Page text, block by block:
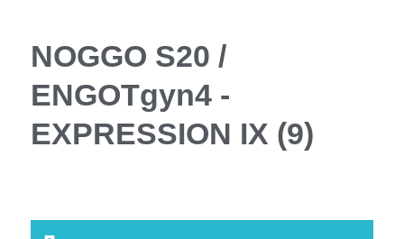
NOGGO S20 /
ENGOTgyn4 -
EXPRESSION IX (9)